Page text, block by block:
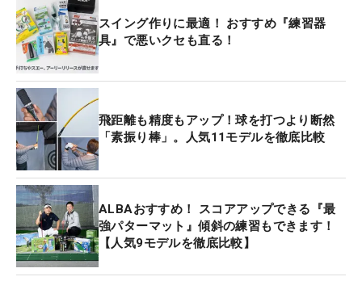
スイング作りに最適！ おすすめ『練習器
具』で悪いクセも直る！
飛距離も精度もアップ！球を打つより断然
「素振り棒」。人気11モデルを徹底比較
ALBAおすすめ！ スコアアップできる『最
強パターマット』傾斜の練習もできます！
【人気9モデルを徹底比較】